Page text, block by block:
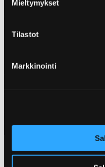
Mieltymykset
Tilastot
Markkinointi
Poppaposti on
tuo suoraan
Lisäksi arvomme
mausteisia
Liity nyt ja